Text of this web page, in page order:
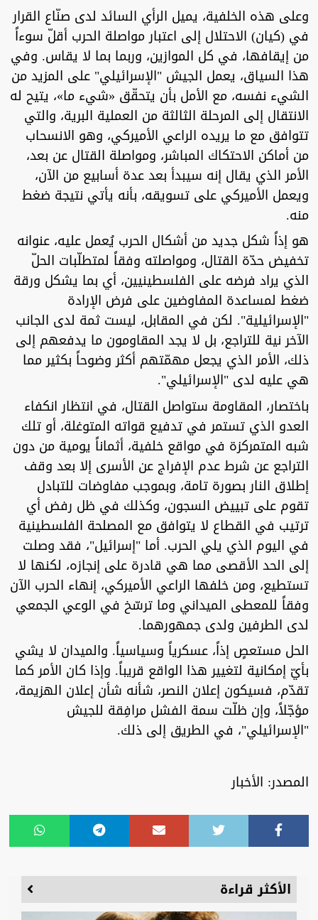
وعلى هذه الخلفية، يميل الرأي السائد لدى صنّاع القرار
في (كيان) الاحتلال إلى اعتبار مواصلة الحرب أقلّ سوءاً
من إيقافها، في كل الموازين، وربما بما لا يقاس. وفي
هذا السياق، يعمل الجيش "الإسرائيلي" على المزيد من
الشيء نفسه، مع الأمل بأن يتحقّق «شيء ما»، يتيح له
الانتقال إلى المرحلة الثالثة من العملية البرية، والتي
تتوافق مع ما يريده الراعي الأميركي، وهو الانسحاب
من أماكن الاحتكاك المباشر، ومواصلة القتال عن بعد،
الأمر الذي يقال إنه سيبدأ بعد عدة أسابيع من الآن،
ويعمل الأميركي على تسويقه، بأنه يأتي نتيجة ضغط
منه.
هو إذاً شكل جديد من أشكال الحرب يُعمل عليه، عنوانه
تخفيض حدّة القتال، ومواصلته وفقاً لمتطلّبات الحلّ
الذي يراد فرضه على الفلسطينيين، أي بما يشكل ورقة
ضغط لمساعدة المفاوضين على فرض الإرادة
"الإسرائيلية". لكن في المقابل، ليست ثمة لدى الجانب
الآخر نية للتراجع، بل لا يجد المقاومون ما يدفعهم إلى
ذلك، الأمر الذي يجعل مهمّتهم أكثر وضوحاً بكثير مما
هي عليه لدى "الإسرائيلي".
باختصار، المقاومة ستواصل القتال، في انتظار انكفاء
العدو الذي تستمر في تدفيع قواته المتوغلة، أو تلك
شبه المتمركزة في مواقع خلفية، أثماناً يومية من دون
التراجع عن شرط عدم الإفراج عن الأسرى إلا بعد وقف
إطلاق النار بصورة تامة، وبموجب مفاوضات للتبادل
تقوم على تبييض السجون، وكذلك في ظل رفض أي
ترتيب في القطاع لا يتوافق مع المصلحة الفلسطينية
في اليوم الذي يلي الحرب. أما "إسرائيل"، فقد وصلت
إلى الحد الأقصى مما هي قادرة على إنجازه، لكنها لا
تستطيع، ومن خلفها الراعي الأميركي، إنهاء الحرب الآن
وفقاً للمعطى الميداني وما ترسّخ في الوعي الجمعي
لدى الطرفين ولدى جمهورهما.
الحل مستعصٍ إذاً، عسكرياً وسياسياً. والميدان لا يشي
بأيّ إمكانية لتغيير هذا الواقع قريباً. وإذا كان الأمر كما
تقدّم، فسيكون إعلان النصر، شأنه شأن إعلان الهزيمة،
مؤجّلاً، وإن ظلّت سمة الفشل مرافِقة للجيش
"الإسرائيلي"، في الطريق إلى ذلك.
المصدر: الأخبار
الأكثر قراءة